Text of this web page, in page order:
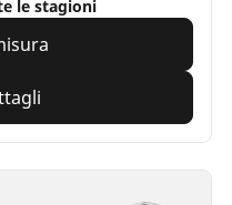
le stagioni